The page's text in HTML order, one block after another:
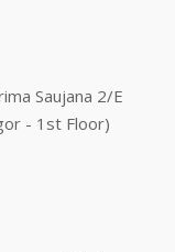
Saujana 2/E
- 1st Floor)